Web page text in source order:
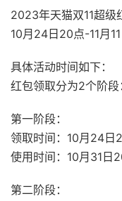
2023年天猫双11超级
10月24日20点-11月
具体活动时间如下：
红包领取分为2个阶段
第一阶段：
领取时间：10月24日
使用时间：10月31日
第二阶段：